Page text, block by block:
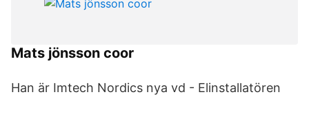
Mats jönsson coor
Han är Imtech Nordics nya vd - Elinstallatören